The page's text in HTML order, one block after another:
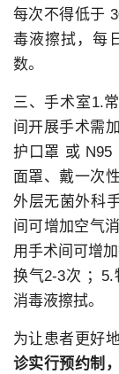
每次不得低于
毒液擦拭，每
数。
三、手术室1.
间开展手术需
护口罩 或 N95
面罩、戴一次
外层无菌外科
间可增加空气
用手术间可增
换气2-3次 ；5.
消毒液擦拭。
为让患者更好
诊实行预约制